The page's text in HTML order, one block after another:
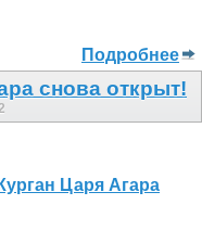
Подробнее
снова открыт!
Курган Царя Агара